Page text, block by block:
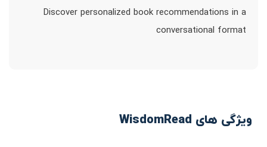
Discover personalized book recommendations in a
conversational format
ویژگی های WisdomRead